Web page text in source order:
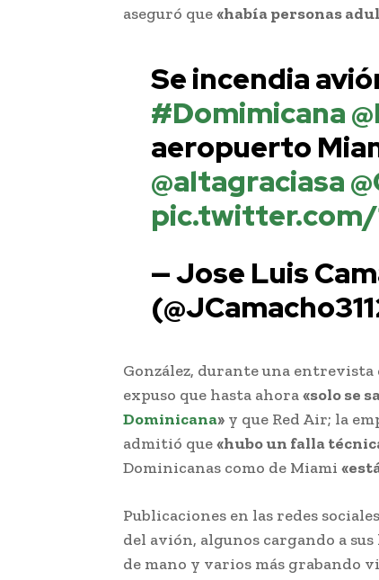
aseguró que«había personas
Se incendia
#Domimicana
aeropuerto
@altagraciasa
pic.twitter.com/
— Jose Luis
González, durante una
expuso que hasta ahora«solo se
Dominicana» y que Red Air; la
admitió que«hubo un falla
Dominicanas como de Miami
Publicaciones en las redes
del avión, algunos cargando a
de mano y varios más grabando